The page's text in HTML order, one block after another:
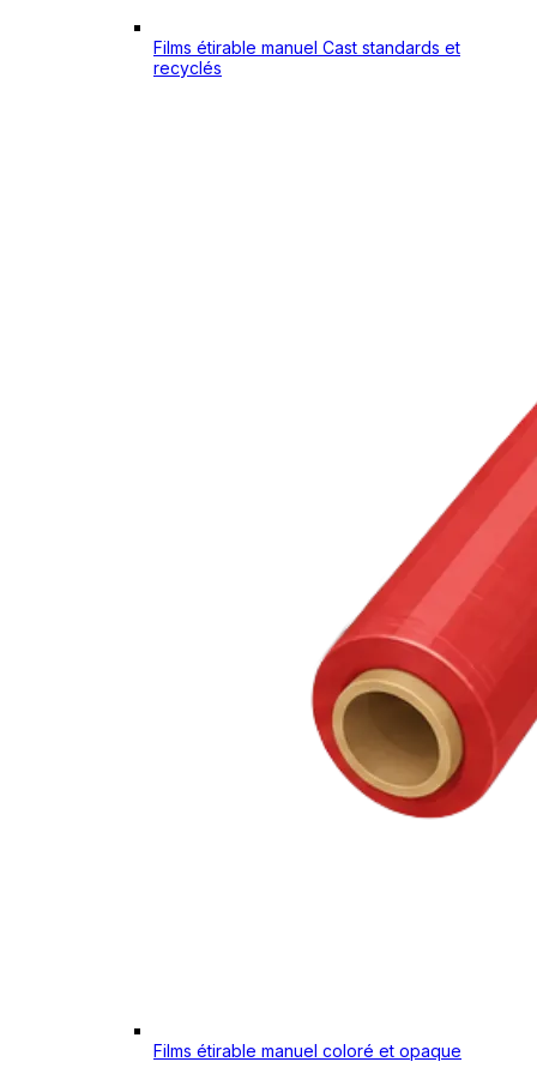
Films étirable manuel Cast standards et
recyclés
Films étirable manuel coloré et opaque